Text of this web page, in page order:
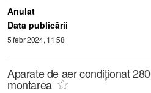
Anulat
Data publicării
5 febr 2024, 11:58
Aparate de aer condiționat
montarea